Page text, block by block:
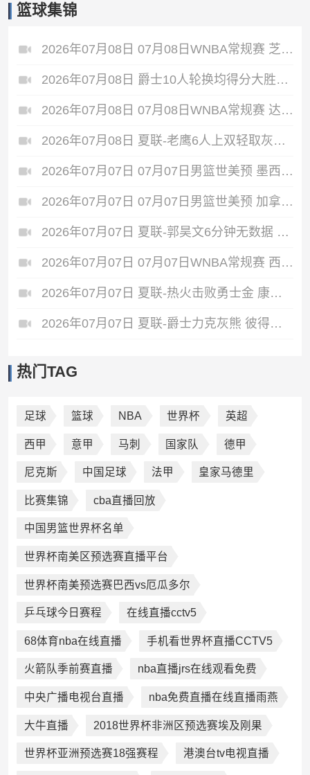
篮球集锦
2026年07月08日 07月08日WNBA常规赛 芝加哥天空 77 - 66 菲尼克斯水星 集锦
2026年07月08日 爵士10人轮换均得分大胜雷霆收获3连胜 彼得森缺阵 艾杜16+14
2026年07月08日 07月08日WNBA常规赛 达拉斯飞翼88-77纽约自由人 全场集锦
2026年07月08日 夏联-老鹰6人上双轻取灰熊 希格斯22+5 探花布泽尔缺战
2026年07月07日 07月07日男篮世美预 墨西哥男篮 93 - 94 美国男篮
2026年07月07日 07月07日男篮世美预 加拿大男篮116-78牙买加男篮 全场集锦
2026年07月07日 夏联-郭昊文6分钟无数据 国王险胜雄鹿 7号秀阿卡夫22分
2026年07月07日 07月07日WNBA常规赛 西雅图风暴 82 - 64 洛杉矶火花
2026年07月07日 夏联-热火击败勇士金 康韦尔26+5 琼斯9中1 奥尔布里奇21+6
2026年07月07日 夏联-爵士力克灰熊 彼得森25+12 布泽尔18+7 科沃德23分
热门TAG
足球 篮球 NBA 世界杯 英超
西甲 意甲 马刺 国家队 德甲
尼克斯 中国足球 法甲 皇家马德里
比赛集锦 cba直播回放
中国男篮世界杯名单
世界杯南美区预选赛直播平台
世界杯南美预选赛巴西vs厄瓜多尔
乒乓球今日赛程 在线直播cctv5
68体育nba在线直播 手机看世界杯直播CCTV5
火箭队季前赛直播 nba直播jrs在线观看免费
中央广播电视台直播 nba免费直播在线直播雨燕
大牛直播 2018世界杯非洲区预选赛埃及刚果
世界杯亚洲预选赛18强赛程 港澳台tv电视直播